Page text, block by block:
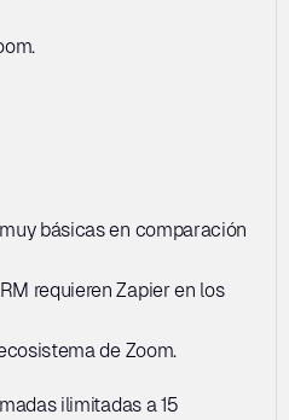
básicas en comparación
requieren Zapier en los
de Zoom.
ilimitadas a 15